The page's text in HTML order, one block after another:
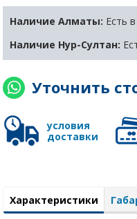
Наличие Алматы: Есть
Наличие Нур-Султан:
Уточнить
условия
доставки
Характеристики